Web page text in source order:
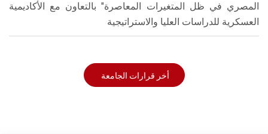
المصري في ظل المتغيرات المعاصرة" بالتعاون مع الأكاديمية
العسكرية للدراسات العليا والاستراتيجية
أخر قرارات الجامعة